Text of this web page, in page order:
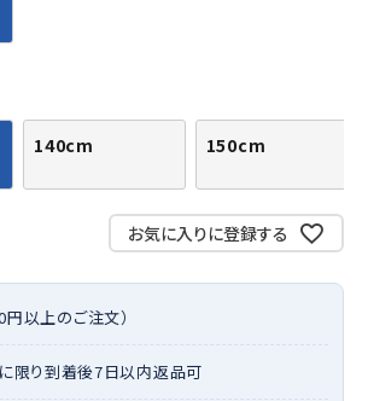
140cm 150cm
お気に入りに登録する
円以上のご注文）
限り到着後7日以内返品可